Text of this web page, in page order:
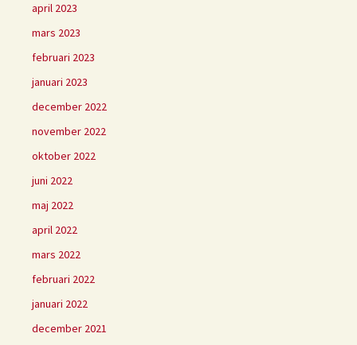
april 2023
mars 2023
februari 2023
januari 2023
december 2022
november 2022
oktober 2022
juni 2022
maj 2022
april 2022
mars 2022
februari 2022
januari 2022
december 2021